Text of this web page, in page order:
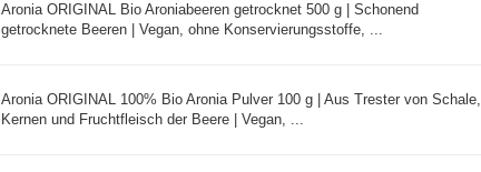
Aronia ORIGINAL Bio Aroniabeeren getrocknet 500 g | Schonend
getrocknete Beeren | Vegan, ohne Konservierungsstoffe, ...
Aronia ORIGINAL 100% Bio Aronia Pulver 100 g | Aus Trester von Schale,
Kernen und Fruchtfleisch der Beere | Vegan, ...